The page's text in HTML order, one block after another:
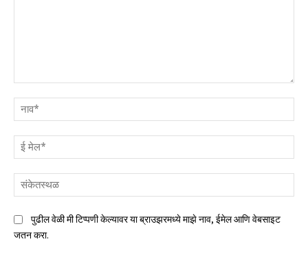
पुढील वेळी मी टिप्पणी केल्यावर या ब्राउझरमध्ये माझे नाव, ईमेल आणि वेबसाइट
जतन करा.